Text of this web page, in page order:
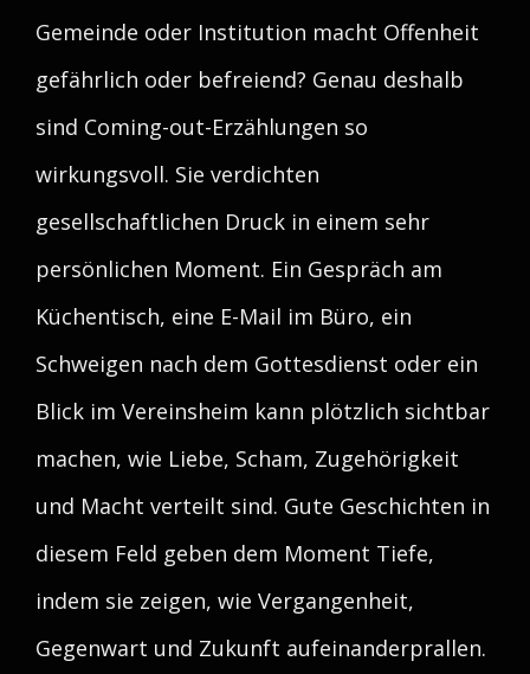
Gemeinde oder Institution macht Offenheit
gefährlich oder befreiend? Genau deshalb
sind Coming-out-Erzählungen so
wirkungsvoll. Sie verdichten
gesellschaftlichen Druck in einem sehr
persönlichen Moment. Ein Gespräch am
Küchentisch, eine E-Mail im Büro, ein
Schweigen nach dem Gottesdienst oder ein
Blick im Vereinsheim kann plötzlich sichtbar
machen, wie Liebe, Scham, Zugehörigkeit
und Macht verteilt sind. Gute Geschichten in
diesem Feld geben dem Moment Tiefe,
indem sie zeigen, wie Vergangenheit,
Gegenwart und Zukunft aufeinanderprallen.